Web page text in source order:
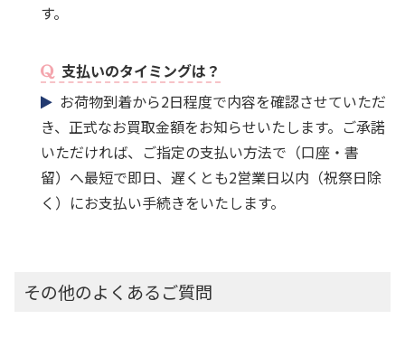
す。
支払いのタイミングは？
お荷物到着から2日程度で内容を確認させていただ
き、正式なお買取金額をお知らせいたします。ご承諾
いただければ、ご指定の支払い方法で（口座・書
留）へ最短で即日、遅くとも2営業日以内（祝祭日除
く）にお支払い手続きをいたします。
その他のよくあるご質問